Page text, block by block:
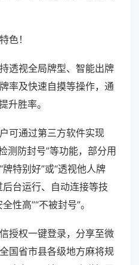
色！
透视全局牌型、智能出牌
率及快速自摸等操作，通
升胜率。
可通过第三方软件实现
测防封号”等功能，部分用
特别好”或“透视他人牌
台运行、自动连接等技
性高”“不被封号”。
授权一键登录，分享至微
国省市县各级地方麻将规